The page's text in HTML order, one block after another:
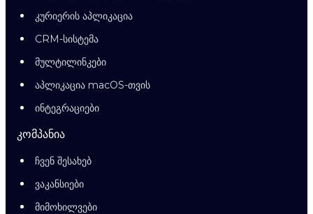
კურიერის აპლიკაცია
CRM-სისტემა
მულტილინკები
აპლიკაცია macOS-თვის
ინტეგრაციები
კომპანია
ჩვენ შესახებ
ვაკანსიები
მიმოხილვები